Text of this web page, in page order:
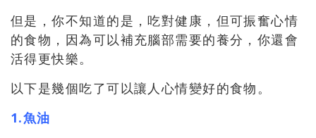
但是，你不知道的是，吃對健康，但可振奮心情
的食物，因為可以補充腦部需要的養分，你還會
活得更快樂。
以下是幾個吃了可以讓人心情變好的食物。
1.魚油